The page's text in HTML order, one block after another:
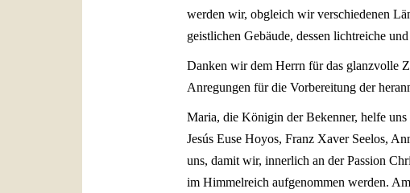
werden wir, obgleich wir verschiedenen
geistlichen Gebäude, dessen lichtreiche
Danken wir dem Herrn für das glanzvolle
Anregungen für die Vorbereitung der
Maria, die Königin der Bekenner, helfe
Jesús Euse Hoyos, Franz Xaver Seelos,
uns, damit wir, innerlich an der Passion
im Himmelreich aufgenommen werden.